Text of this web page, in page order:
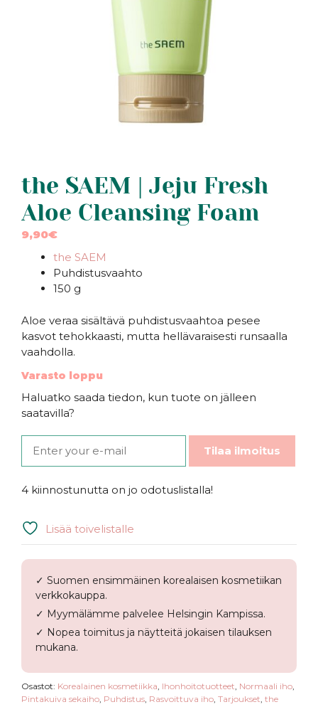
the SAEM | Jeju Fresh
Aloe Cleansing Foam
9,90€
the SAEM
Puhdistusvaahto
150 g
Aloe veraa sisältävä puhdistusvaahtoa pesee
kasvot tehokkaasti, mutta hellävaraisesti runsaalla
vaahdolla.
Varasto loppu
Haluatko saada tiedon, kun tuote on jälleen
saatavilla?
Tilaa ilmoitus
4 kiinnostunutta on jo odotuslistalla!
Lisää toivelistalle
✓ Suomen ensimmäinen korealaisen kosmetiikan
verkkokauppa.
✓ Myymälämme palvelee Helsingin Kampissa.
✓ Nopea toimitus ja näytteitä jokaisen tilauksen
mukana.
Osastot: Korealainen kosmetiikka, Ihonhoitotuotteet, Normaali iho,
Pintakuiva sekaiho, Puhdistus, Rasvoittuva iho, Tarjoukset, the